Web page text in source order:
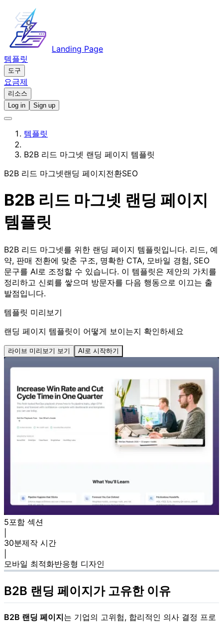
Landing Page
템플릿
도구
요금제
리소스
Log in
Sign up
템플릿
B2B 리드 마그넷 랜딩 페이지 템플릿
B2B 리드 마그넷랜딩 페이지전환SEO
B2B 리드 마그넷 랜딩 페이지
템플릿
B2B 리드 마그넷를 위한 랜딩 페이지 템플릿입니다. 리드, 예
약, 판매 전환에 맞춘 구조, 명확한 CTA, 모바일 경험, SEO
문구를 AI로 조정할 수 있습니다. 이 템플릿은 제안의 가치를
정리하고 신뢰를 쌓으며 방문자를 다음 행동으로 이끄는 출
발점입니다.
템플릿 미리보기
랜딩 페이지 템플릿이 어떻게 보이는지 확인하세요
라이브 미리보기 보기 AI로 시작하기
5포함 섹션
30분제작 시간
모바일 최적화반응형 디자인
B2B 랜딩 페이지가 고유한 이유
B2B 랜딩 페이지는 기업의 고위험, 합리적인 의사 결정 프로